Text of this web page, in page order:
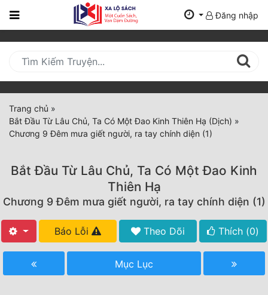
Trang
Mới
Cập
Nhật
(current)
BXH
Truyện Mới Ra
Hoàn Thành
Đăng nhập
Trang chủ »
Bắt Đầu Từ Lâu Chủ, Ta Có Một Đao Kinh Thiên Hạ (Dịch) »
Chương 9 Đêm mưa giết người, ra tay chính diện (1)
Bắt Đầu Từ Lâu Chủ, Ta Có Một Đao Kinh
Thiên Hạ
Chương 9 Đêm mưa giết người, ra tay chính diện (1)
Báo Lỗi Theo Dõi Thích (0)
Mục Lục